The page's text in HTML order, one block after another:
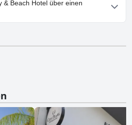
& Beach Hotel über einen
den Antworten auf den Fragebogen